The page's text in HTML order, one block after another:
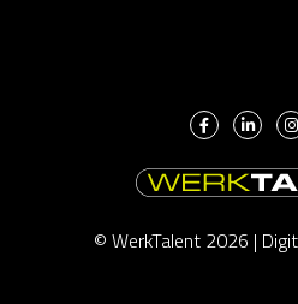
© WerkTalent 2026 |